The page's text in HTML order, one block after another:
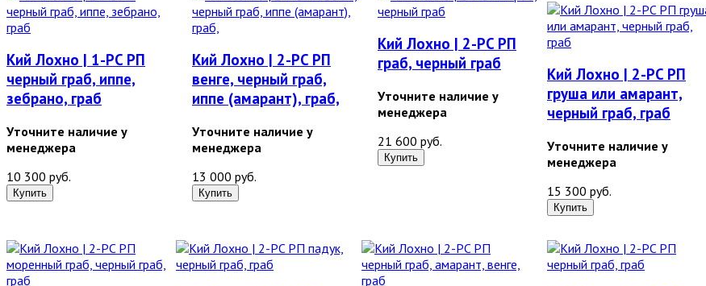
Кий Лохно | 1-PC РП
черный граб, иппе,
зебрано, граб
Уточните наличие у
менеджера
10 300 руб.
Кий Лохно | 2-PC РП
венге, черный граб,
иппе (амарант), граб,
Уточните наличие у
менеджера
13 000 руб.
Кий Лохно | 2-PC РП
граб, черный граб
Уточните наличие у
менеджера
21 600 руб.
Кий Лохно | 2-PC РП
груша или амарант,
черный граб, граб
Уточните наличие у
менеджера
15 300 руб.